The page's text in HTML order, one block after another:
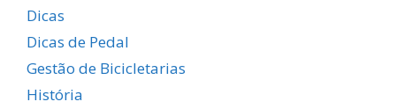
Dicas
Dicas de Pedal
Gestão de Bicicletarias
História